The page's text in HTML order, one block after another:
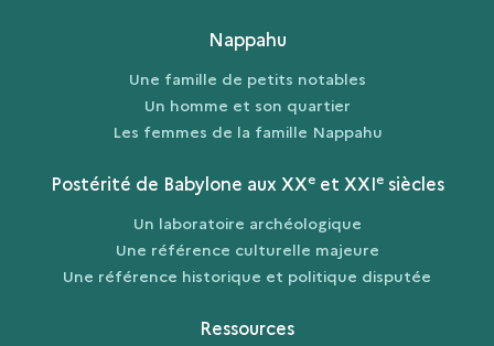
Nappahu
Une famille de petits notables
Un homme et son quartier
Les femmes de la famille Nappahu
Postérité de Babylone aux XXeet XXIesiècles
Un laboratoire archéologique
Une référence culturelle majeure
Une référence historique et politique disputée
Ressources